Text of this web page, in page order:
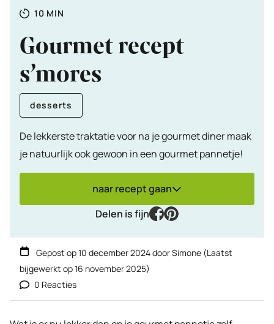
Totale
10 MINUTEN
MIN
Gourmet recept
s’mores
desserts
De lekkerste traktatie voor na je gourmet diner maak
je natuurlijk ook gewoon in een gourmet pannetje!
naar recept gaan
Delen is fijn
facebook
pinterest
Gepost op10 december 2024doorSimone (Laatst
bijgewerkt op16 november 2025)
0 Reacties